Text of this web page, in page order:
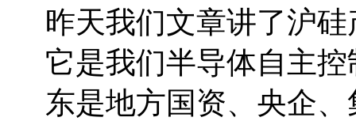
昨天我们文章讲了沪
它是我们半导体自主
东是地方国资、央企